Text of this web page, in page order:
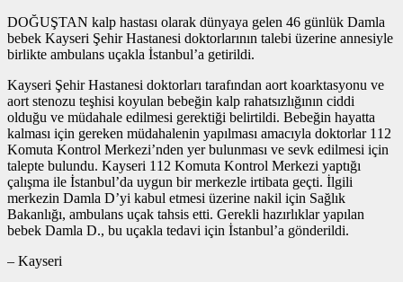
DOĞUŞTAN kalp hastası olarak dünyaya gelen 46 günlük Damla
bebek Kayseri Şehir Hastanesi doktorlarının talebi üzerine annesiyle
birlikte ambulans uçakla İstanbul’a getirildi.
Kayseri Şehir Hastanesi doktorları tarafından aort koarktasyonu ve
aort stenozu teşhisi koyulan bebeğin kalp rahatsızlığının ciddi
olduğu ve müdahale edilmesi gerektiği belirtildi. Bebeğin hayatta
kalması için gereken müdahalenin yapılması amacıyla doktorlar 112
Komuta Kontrol Merkezi’nden yer bulunması ve sevk edilmesi için
talepte bulundu. Kayseri 112 Komuta Kontrol Merkezi yaptığı
çalışma ile İstanbul’da uygun bir merkezle irtibata geçti. İlgili
merkezin Damla D’yi kabul etmesi üzerine nakil için Sağlık
Bakanlığı, ambulans uçak tahsis etti. Gerekli hazırlıklar yapılan
bebek Damla D., bu uçakla tedavi için İstanbul’a gönderildi.
– Kayseri